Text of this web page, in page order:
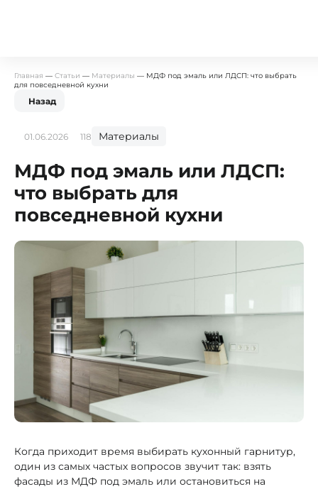
Главная — Статьи — Материалы — МДФ под эмаль или ЛДСП: что выбрать
для повседневной кухни
Назад
01.06.2026 118 Материалы
МДФ под эмаль или ЛДСП:
что выбрать для
повседневной кухни
Когда приходит время выбирать кухонный гарнитур,
один из самых частых вопросов звучит так: взять
фасады из МДФ под эмаль или остановиться на